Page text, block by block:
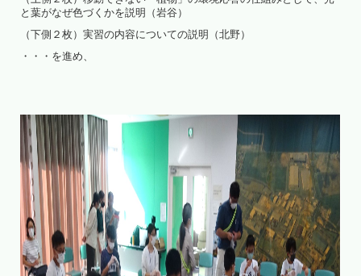
と葉がなぜ色づくかを説明（岩谷）
（下側２枚）実習の内容についての説明（北野）
・・・を進め、